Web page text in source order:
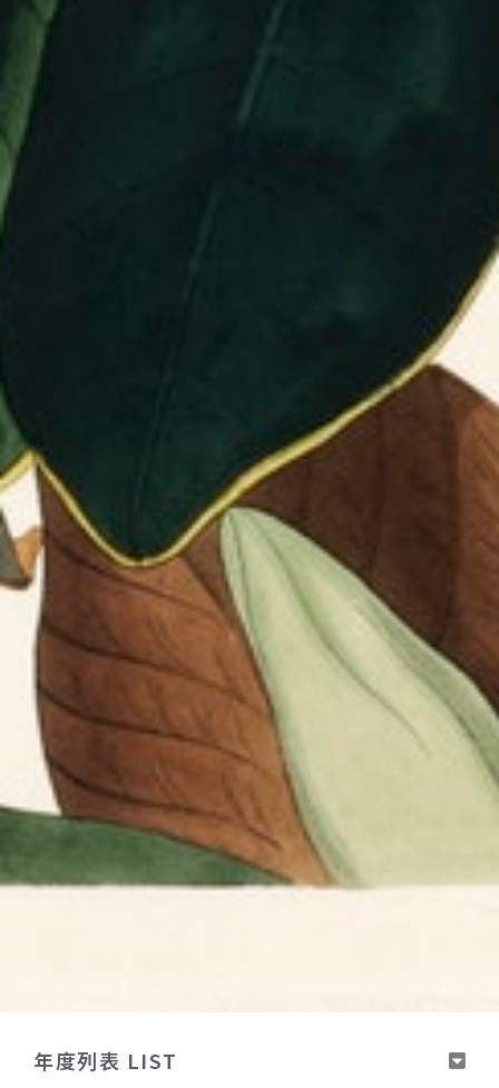
年度列表 LIST